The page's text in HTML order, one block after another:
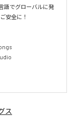
語でグローバルに発
安全に！
ス